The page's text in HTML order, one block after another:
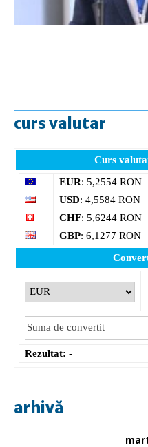
curs valutar
Curs
EUR: 5,2554 RON
USD: 4,5584 RON
CHF: 5,6244 RON
GBP: 6,1277 RON
Rezultat: -
arhivă